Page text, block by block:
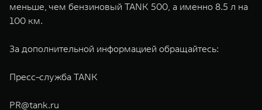
меньше, чем бензиновый TANK 500, а именно 8.5 л на
100 км.
За дополнительной информацией обращайтесь:
Пресс-служба TANK
PR@tank.ru